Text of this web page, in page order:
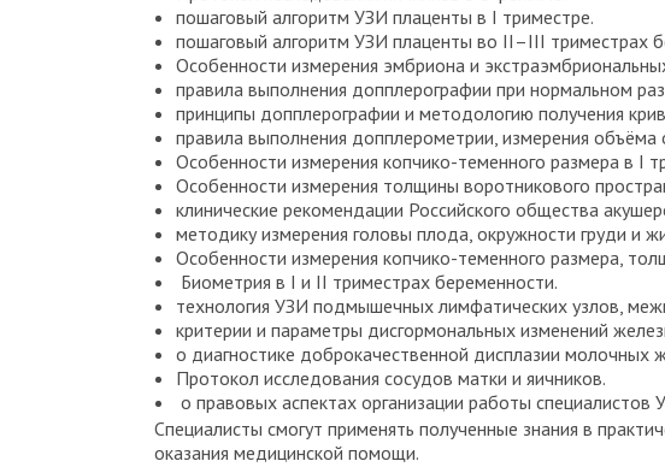
пошаговый алгоритм УЗИ плаценты в I триместре.
пошаговый алгоритм УЗИ плаценты во II–III триместрах
Особенности измерения эмбриона и
правила выполнения допплерографии при нормальном
принципы допплерографии и методологию получения
правила выполнения допплерометрии, измерения
Особенности измерения копчико-теменного размера в I
Особенности измерения толщины воротникового
клинические рекомендации Российского общества
методику измерения головы плода, окружности груди и
Особенности измерения копчико-теменного размера,
Биометрия в I и II триместрах беременности.
технология УЗИ подмышечных лимфатических узлов,
критерии и параметры дисгормональных изменений
о диагностике доброкачественной дисплазии молочных
Протокол исследования сосудов матки и яичников.
о правовых аспектах организации работы специалистов
Специалисты смогут применять полученные знания в
оказания медицинской помощи.